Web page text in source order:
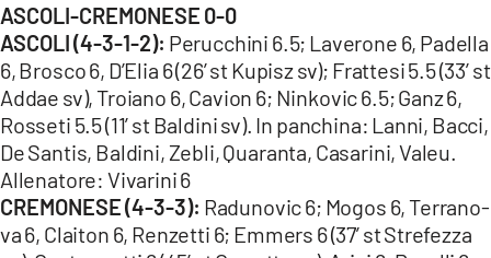
ASCOLI-CREMONESE 0-0
ASCOLI (4-3-1-2): Perucchini 6.5; Laverone 6, Padella
6, Brosco 6, D’Elia 6 (26’ st Kupisz sv); Frattesi 5.5 (33’ st
Addae sv), Troiano 6, Cavion 6; Ninkovic 6.5; Ganz 6,
Rosseti 5.5 (11’ st Baldini sv). In panchina: Lanni, Bacci,
De Santis, Baldini, Zebli, Quaranta, Casarini, Valeu.
Allenatore: Vivarini 6
CREMONESE (4-3-3): Radunovic 6; Mogos 6, Terrano-
va 6, Claiton 6, Renzetti 6; Emmers 6 (37’ st Strefezza